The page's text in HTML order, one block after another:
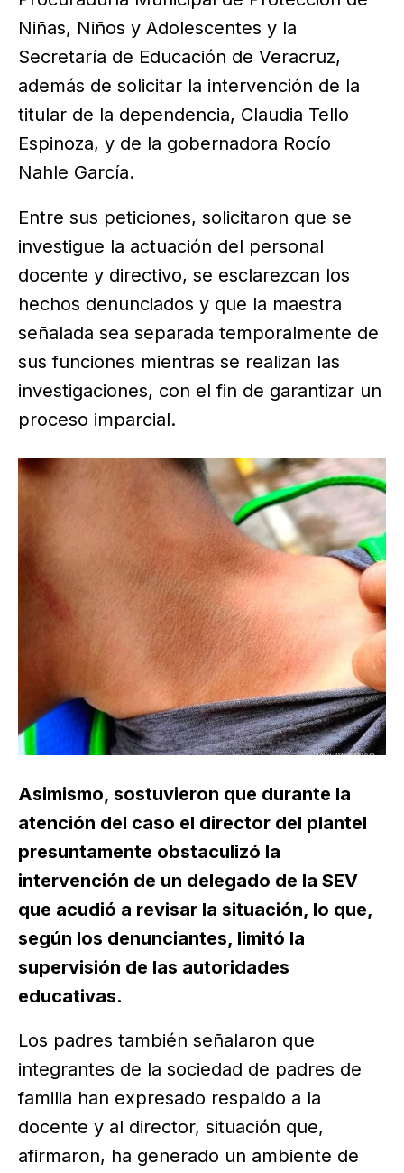
Niñas, Niños y Adolescentes y la
Secretaría de Educación de Veracruz,
además de solicitar la intervención de la
titular de la dependencia, Claudia Tello
Espinoza, y de la gobernadora Rocío
Nahle García.
Entre sus peticiones, solicitaron que se
investigue la actuación del personal
docente y directivo, se esclarezcan los
hechos denunciados y que la maestra
señalada sea separada temporalmente de
sus funciones mientras se realizan las
investigaciones, con el fin de garantizar un
proceso imparcial.
Asimismo, sostuvieron que durante la
atención del caso el director del plantel
presuntamente obstaculizó la
intervención de un delegado de la SEV
que acudió a revisar la situación, lo que,
según los denunciantes, limitó la
supervisión de las autoridades
educativas.
Los padres también señalaron que
integrantes de la sociedad de padres de
familia han expresado respaldo a la
docente y al director, situación que,
afirmaron, ha generado un ambiente de